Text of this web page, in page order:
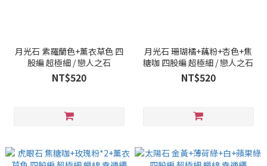
月光石 紫羅蘭色+薰衣草色 四
股編 超極細 / 戀人之石
NT$520
月光石 珊瑚橘+藕粉+杏色+焦
糖咖 四股編 超極細 / 戀人之石
NT$520